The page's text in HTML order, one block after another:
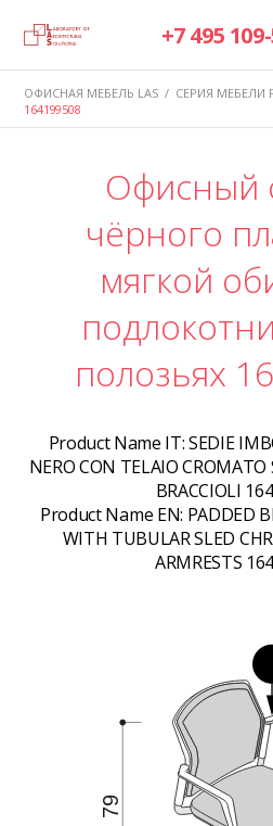
+7 495
ОФИСНАЯ МЕБЕЛЬ LAS / СЕРИЯ МЕБЕЛИ
164199508
Офисный
чёрного
мягкой
полозьях
Product Name IT:SEDIE
NERO CON TELAIO
BRACCIOLI
Product Name EN: PADDED
WITH TUBULAR SLED
ARMRESTS